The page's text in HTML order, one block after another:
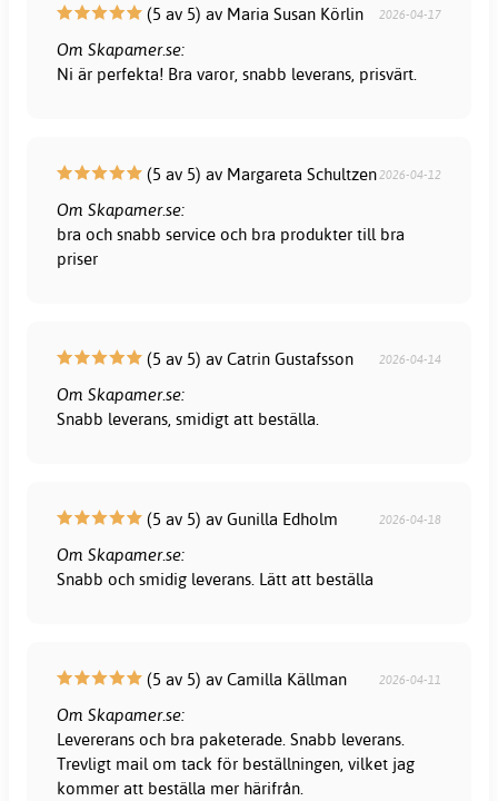
(5 av 5) av Maria Susan Körlin 2026-04-17
Om Skapamer.se:
Ni är perfekta! Bra varor, snabb leverans, prisvärt.
(5 av 5) av Margareta Schultzen2026-04-12
Om Skapamer.se:
bra och snabb service och bra produkter till bra
priser
(5 av 5) av Catrin Gustafsson 2026-04-14
Om Skapamer.se:
Snabb leverans, smidigt att beställa.
(5 av 5) av Gunilla Edholm 2026-04-18
Om Skapamer.se:
Snabb och smidig leverans. Lätt att beställa
(5 av 5) av Camilla Källman 2026-04-11
Om Skapamer.se:
Levererans och bra paketerade. Snabb leverans.
Trevligt mail om tack för beställningen, vilket jag
kommer att beställa mer härifrån.